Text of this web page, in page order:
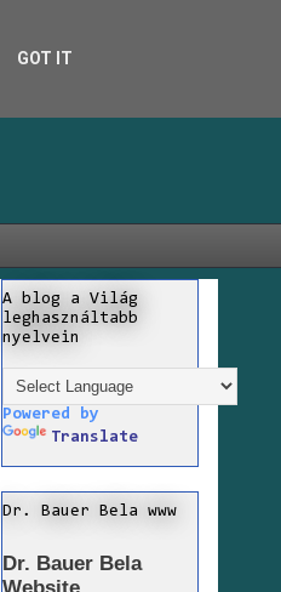
A blog a Világ
leghasználtabb
nyelvein
Powered by
Translate
Dr. Bauer Bela www
Dr. Bauer Bela
GOT IT